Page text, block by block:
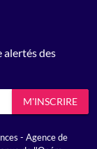
des
M'INSCRIRE
- Agence de